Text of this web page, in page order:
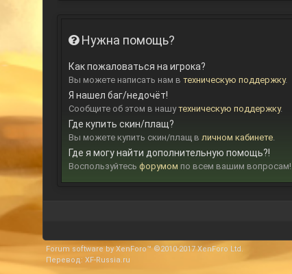
Нужна помощь?
Как пожаловаться на игрока?
Вы можете написать нам в техническую поддержку.
Я нашел баг/недочёт!
Сообщите об этом в нашутехническую поддержку.
Где купить скин/плащ?
Вы можете купить скин/плащ в личном кабинете.
Где я могу найти дополнительную помощь?!
Воспользуйтесь форумом по всем вашим вопросам!
Forum software by XenForo™ ©2010-2017 XenForo Ltd.
Перевод: XF-Russia.ru